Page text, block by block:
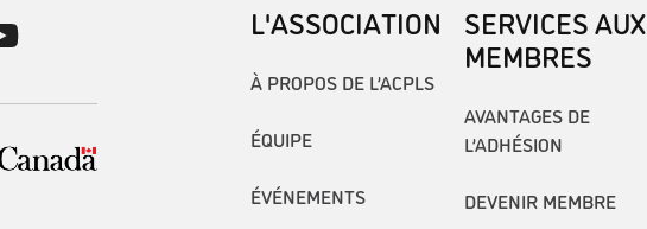
L'ASSOCIATION
À PROPOS DE L’ACPLS
ÉQUIPE
ÉVÉNEMENTS
SERVICES AUX
MEMBRES
AVANTAGES DE
L’ADHÉSION
DEVENIR MEMBRE